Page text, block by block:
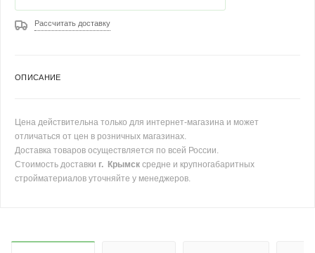
Рассчитать доставку
ОПИСАНИЕ
Цена действительна только для интернет-магазина и может
отличаться от цен в розничных магазинах.
Доставка товаров осуществляется по всей России.
Стоимость доставки г. Крымск средне и крупногабаритных
стройматериалов уточняйте у менеджеров.